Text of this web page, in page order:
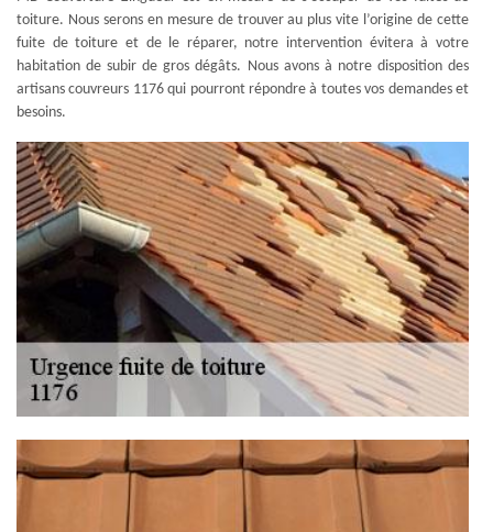
toiture. Nous serons en mesure de trouver au plus vite l’origine de cette
fuite de toiture et de le réparer, notre intervention évitera à votre
habitation de subir de gros dégâts. Nous avons à notre disposition des
artisans couvreurs 1176 qui pourront répondre à toutes vos demandes et
besoins.